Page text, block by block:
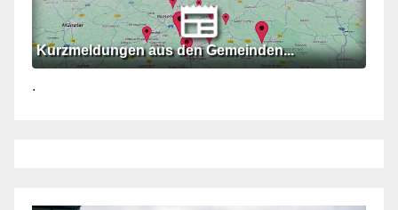
Kurzmeldungen aus den Gemeinden...
.